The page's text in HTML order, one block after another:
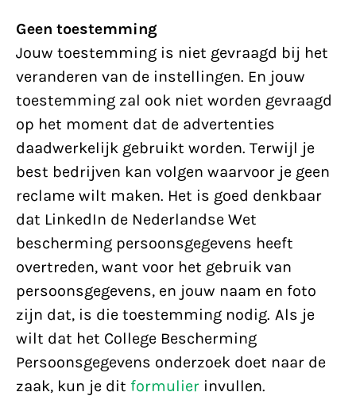
Geen toestemming
Jouw toestemming is niet gevraagd bij het
veranderen van de instellingen. En jouw
toestemming zal ook niet worden gevraagd
op het moment dat de advertenties
daadwerkelijk gebruikt worden. Terwijl je
best bedrijven kan volgen waarvoor je geen
reclame wilt maken. Het is goed denkbaar
dat LinkedIn de Nederlandse Wet
bescherming persoonsgegevens heeft
overtreden, want voor het gebruik van
persoonsgegevens, en jouw naam en foto
zijn dat, is die toestemming nodig. Als je
wilt dat het College Bescherming
Persoonsgegevens onderzoek doet naar de
zaak, kun je dit formulier invullen.